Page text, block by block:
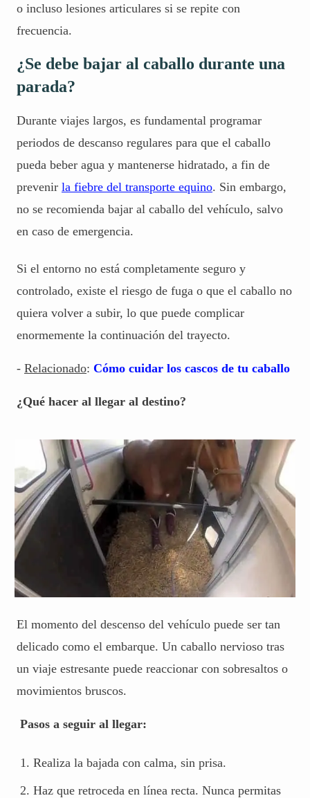
o incluso lesiones articulares si se repite con
frecuencia.
¿Se debe bajar al caballo durante una
parada?
Durante viajes largos, es fundamental programar
periodos de descanso regulares para que el caballo
pueda beber agua y mantenerse hidratado, a fin de
prevenir la fiebre del transporte equino. Sin embargo,
no se recomienda bajar al caballo del vehículo, salvo
en caso de emergencia.
Si el entorno no está completamente seguro y
controlado, existe el riesgo de fuga o que el caballo no
quiera volver a subir, lo que puede complicar
enormemente la continuación del trayecto.
- Relacionado: Cómo cuidar los cascos de tu caballo
¿Qué hacer al llegar al destino?
El momento del descenso del vehículo puede ser tan
delicado como el embarque. Un caballo nervioso tras
un viaje estresante puede reaccionar con sobresaltos o
movimientos bruscos.
Pasos a seguir al llegar:
Realiza la bajada con calma, sin prisa.
Haz que retroceda en línea recta. Nunca permitas